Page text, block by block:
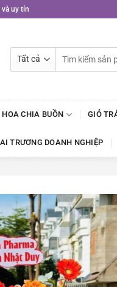
uy tín
kiếm:
HOA CHIA BUỒN GIỎ
TRƯƠNG DOANH NGHIỆP